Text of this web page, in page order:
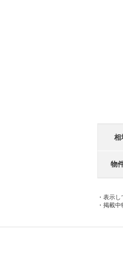
相
物
・表示
・掲載